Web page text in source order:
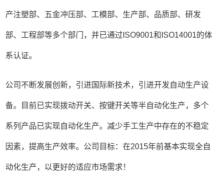
产注塑部、五金冲压部、工模部、生产部、品质部、研发
部、工程部等多个部门，并已通过ISO9001和ISO14001的体
系认证。
公司不断发展创新，引进国际新技术，引进开发自动生产设
备。目前已实现拨动开关、按键开关等半自动化生产，多个
系列产品已实现自动化生产。减少手工生产中存在的不稳定
因素，提高生产效率。公司目标：在2015年前基本实现全自
动化生产，以更好的适应市场需求！